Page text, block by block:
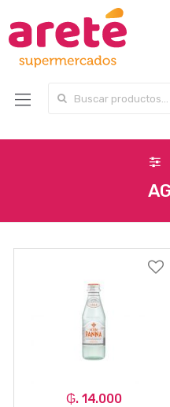
Search for:
₲. 14.000